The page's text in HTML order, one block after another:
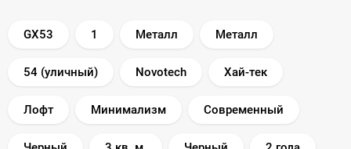
GX53 1 Металл Металл
54 (уличный) Novotech Хай-тек
Лофт Минимализм Современный